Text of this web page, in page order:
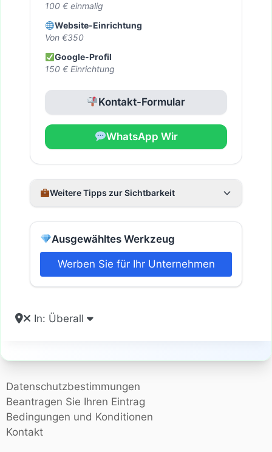
100 € einmalig
Website-Einrichtung
Von €350
Google-Profil
150 € Einrichtung
Kontakt-Formular
WhatsApp Wir
Weitere Tipps zur Sichtbarkeit
Ausgewähltes Werkzeug
Werben Sie für Ihr Unternehmen
In: Überall
Datenschutzbestimmungen
Beantragen Sie Ihren Eintrag
Bedingungen und Konditionen
Kontakt